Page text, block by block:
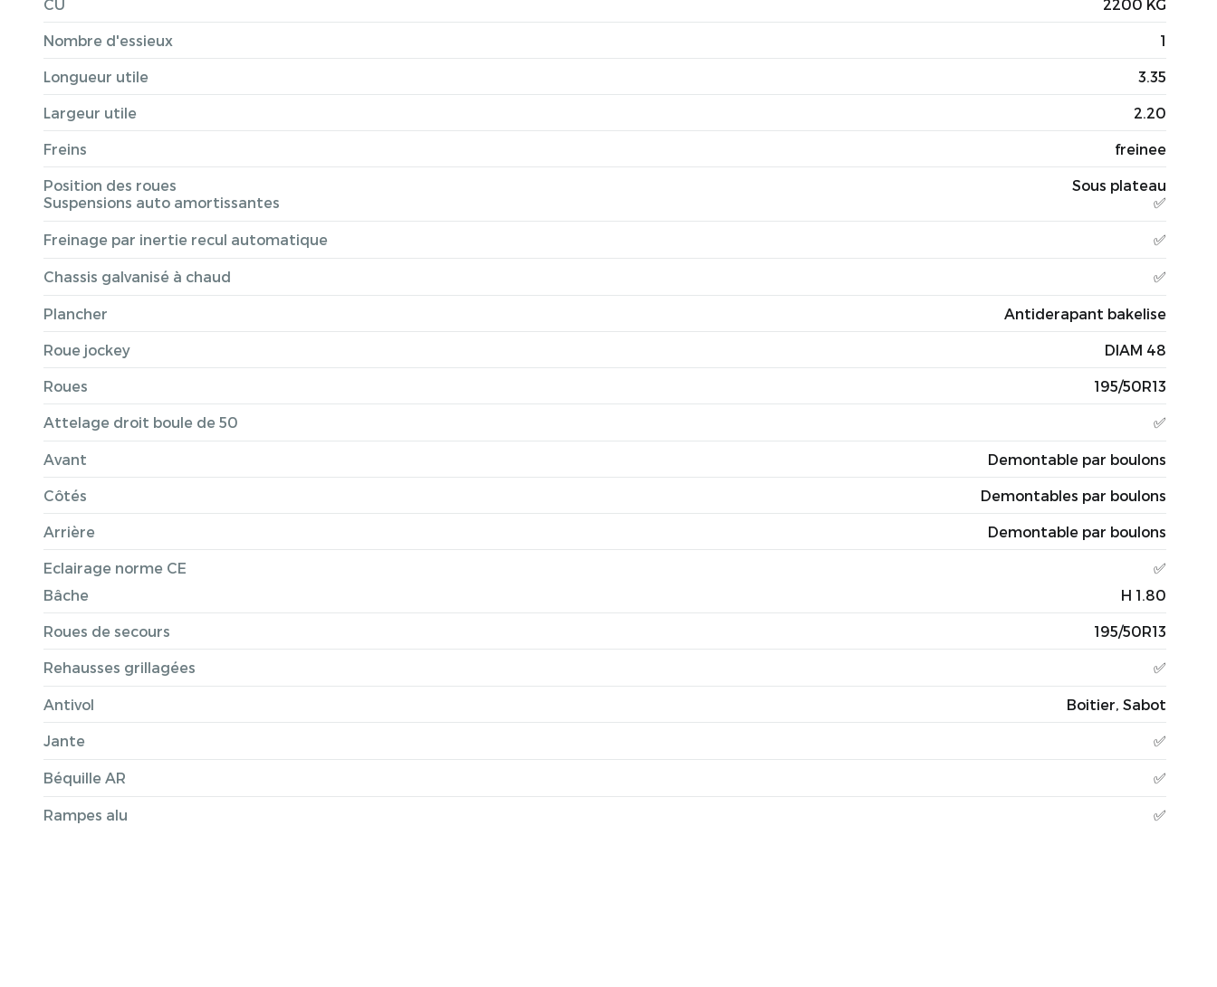
CU 2200 KG
Nombre d'essieux 1
Longueur utile 3.35
Largeur utile 2.20
Freins freinee
Position des roues
Sous plateau
Suspensions auto amortissantes
✅
Freinage par inertie recul automatique ✅
Chassis galvanisé à chaud ✅
Plancher Antiderapant bakelise
Roue jockey DIAM 48
Roues 195/50R13
Attelage droit boule de 50 ✅
Avant Demontable par boulons
Côtés Demontables par boulons
Arrière Demontable par boulons
Eclairage norme CE
✅
Bâche
H 1.80
Roues de secours 195/50R13
Rehausses grillagées ✅
Antivol Boitier, Sabot
Jante ✅
Béquille AR ✅
Rampes alu ✅